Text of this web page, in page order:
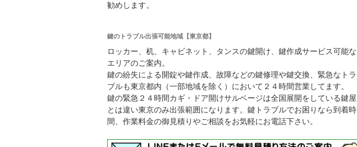
勧めします。
鍵のトラブル出張可能地域【東京都】
ロッカー、机、キャビネット、タンスの鍵開け、鍵作成サービス可能な
エリアのご案内。
鍵の紛失による開錠や鍵作成、故障などの鍵修理や鍵交換、緊急なトラ
ブルも東京都内（一部地域を除く）において２４時間営業してます。
鍵の緊急２４時間カギ・ドア開けサルベージは全国展開をしている鍵屋
とは違い東京のみ出張範囲になります。鍵トラブルでお困りなら到着時
間、作業料金の御見積りやご相談をお気軽にお電話下さい。